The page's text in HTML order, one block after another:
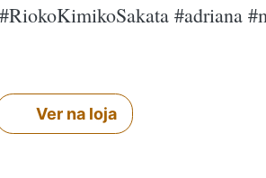
#adriana
Ver na loja